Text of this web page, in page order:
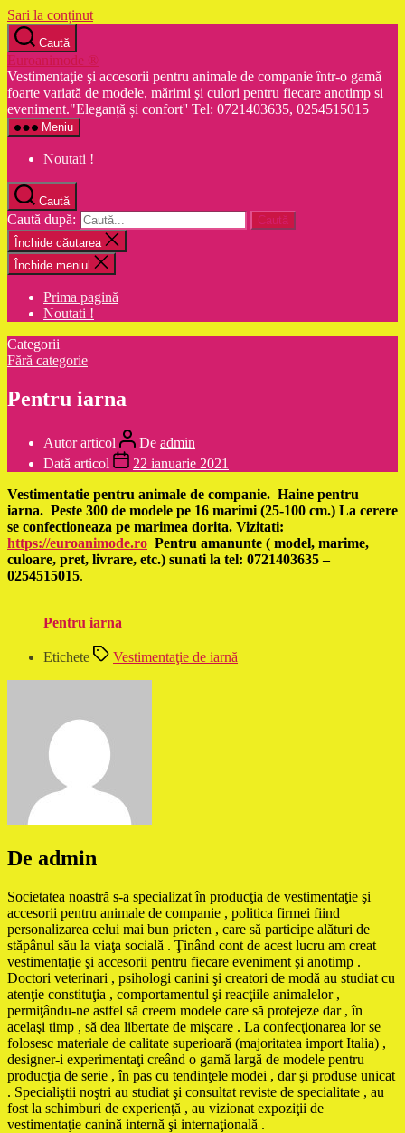
Sari la conținut
Caută
Euroanimode ®
Vestimentaţie şi accesorii pentru animale de companie într-o gamă
foarte variată de modele, mărimi şi culori pentru fiecare anotimp si
eveniment."Eleganță și confort'' Tel: 0721403635, 0254515015
Meniu
Noutati !
Caută
Caută după:
Închide căutarea
Închide meniul
Prima pagină
Noutati !
Categorii
Fără categorie
Pentru iarna
Autor articol De admin
Dată articol
22 ianuarie 2021
Vestimentatie pentru animale de companie. Haine pentru
iarna. Peste 300 de modele pe 16 marimi (25-100 cm.) La cerere
se confectioneaza pe marimea dorita. Vizitati:
https://euroanimode.ro Pentru amanunte ( model, marime,
culoare, pret, livrare, etc.) sunati la tel: 0721403635 –
0254515015.
Pentru iarna
Etichete Vestimentaţie de iarnă
De admin
Societatea noastră s-a specializat în producţia de vestimentaţie şi
accesorii pentru animale de companie , politica firmei fiind
personalizarea celui mai bun prieten , care să participe alături de
stăpânul său la viaţa socială . Ţinând cont de acest lucru am creat
vestimentaţie şi accesorii pentru fiecare eveniment şi anotimp .
Doctori veterinari , psihologi canini şi creatori de modă au studiat cu
atenţie constituţia , comportamentul şi reacţiile animalelor ,
permiţându-ne astfel să creem modele care să protejeze dar , în
acelaşi timp , să dea libertate de mişcare . La confecţionarea lor se
folosesc materiale de calitate superioară (majoritatea import Italia) ,
designer-i experimentaţi creând o gamă largă de modele pentru
producţia de serie , în pas cu tendinţele modei , dar şi produse unicat
. Specialiştii noştri au studiat şi consultat reviste de specialitate , au
fost la schimburi de experienţă , au vizionat expoziţii de
vestimentaţie canină internă şi internaţională .